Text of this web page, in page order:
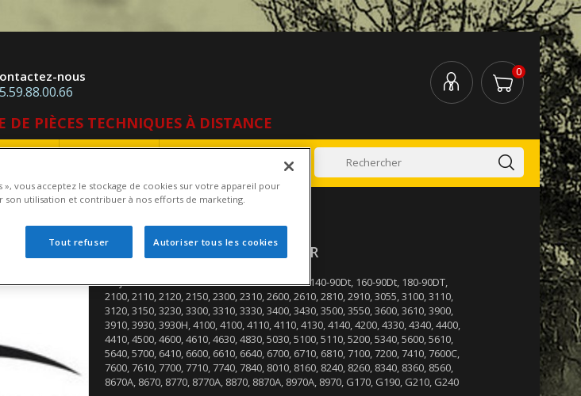
nous 0
DE PIÈCES TECHNIQUES À DISTANCE
JOINT TORIQUE DE TRACTEUR
JOINT TORIQUE DE TRACTEUR
Ce joint se monte sur les tracteurs : FORD : 140-90Dt, 160-90Dt, 180-90DT,
2100, 2110, 2120, 2150, 2300, 2310, 2600, 2610, 2810, 2910, 3055, 3100, 3110,
3120, 3150, 3230, 3300, 3310, 3330, 3400, 3430, 3500, 3550, 3600, 3610, 3900,
3910, 3930, 3930H, 4100, 4100, 4110, 4110, 4130, 4140, 4200, 4330, 4340, 4400,
4410, 4500, 4600, 4610, 4630, 4830, 5030, 5100, 5110, 5200, 5340, 5600, 5610,
5640, 5700, 6410, 6600, 6610, 6640, 6700, 6710, 6810, 7100, 7200, 7410, 7600C,
7600, 7610, 7700, 7710, 7740, 7840, 8010, 8160, 8240, 8260, 8340, 8360, 8560,
8670A, 8670, 8770, 8770A, 8870, 8870A, 8970A, 8970, G170, G190, G210, G240
», vous acceptez le stockage de cookies sur votre appareil pour
son utilisation et contribuer à nos efforts de marketing.
Tout refuser Autoriser tous les cookies